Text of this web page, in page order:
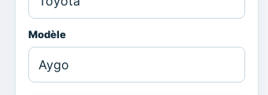
Modèle